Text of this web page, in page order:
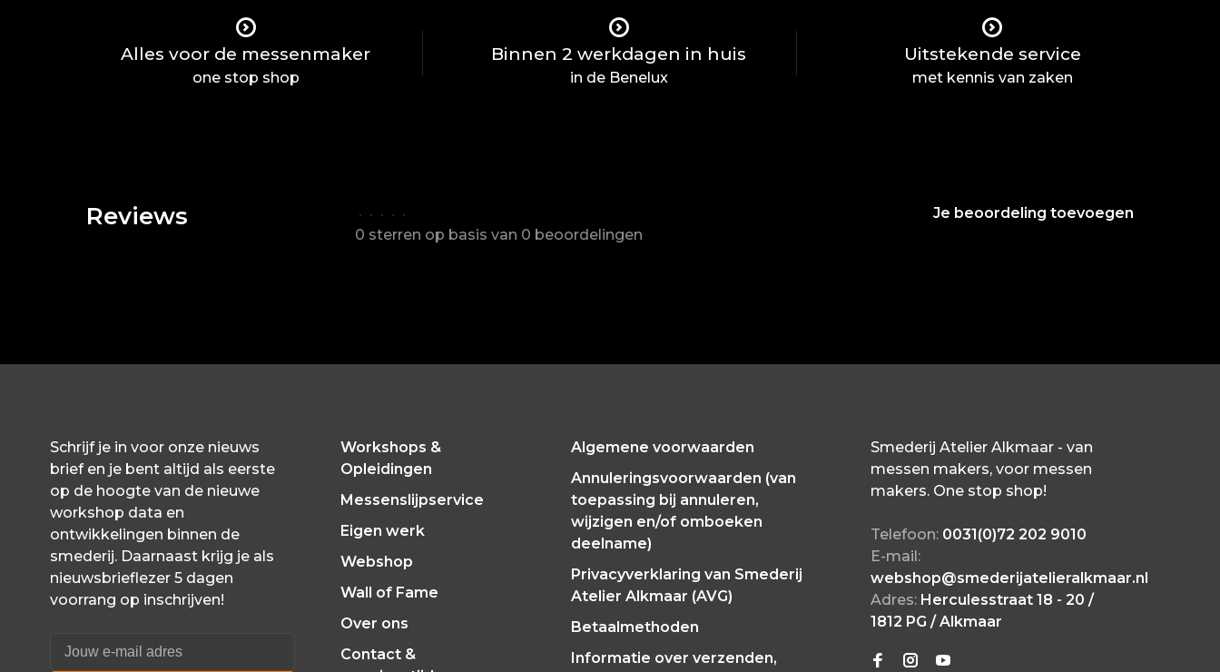
Alles voor de messenmaker
one stop shop
Binnen 2 werkdagen in huis
in de Benelux
Uitstekende service
met kennis van zaken
Reviews • • • • •
0 sterren op basis van 0 beoordelingen
Je beoordeling toevoegen
Schrijf je in voor onze nieuws
brief en je bent altijd als eerste
op de hoogte van de nieuwe
workshop data en
ontwikkelingen binnen de
smederij. Daarnaast krijg je als
nieuwsbrieflezer 5 dagen
voorrang op inschrijven!
Workshops &
Opleidingen
Messenslijpservice
Eigen werk
Webshop
Wall of Fame
Over ons
Contact &
Algemene voorwaarden
Annuleringsvoorwaarden (van
toepassing bij annuleren,
wijzigen en/of omboeken
deelname)
Privacyverklaring van Smederij
Atelier Alkmaar (AVG)
Betaalmethoden
Informatie over verzenden,
Smederij Atelier Alkmaar - van
messen makers, voor messen
makers. One stop shop!
Telefoon: 0031(0)72 202 9010
E-mail:
webshop@smederijatelieralkmaar.nl
Adres: Herculesstraat 18 - 20 /
1812 PG / Alkmaar